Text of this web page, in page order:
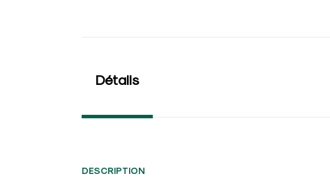
Détails
DESCRIPTION